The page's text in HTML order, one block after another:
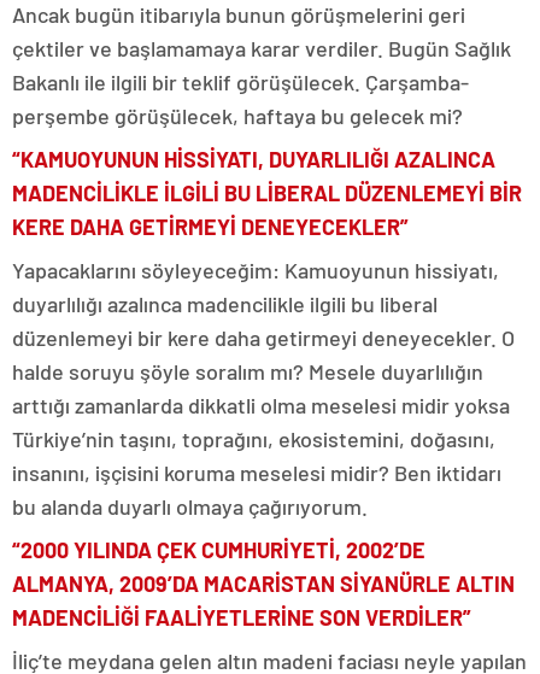
Ancak bugün itibarıyla bunun görüşmelerini geri
çektiler ve başlamamaya karar verdiler. Bugün Sağlık
Bakanlı ile ilgili bir teklif görüşülecek. Çarşamba-
perşembe görüşülecek, haftaya bu gelecek mi?
“KAMUOYUNUN HİSSİYATI, DUYARLILIĞI AZALINCA
MADENCİLİKLE İLGİLİ BU LİBERAL DÜZENLEMEYİ BİR
KERE DAHA GETİRMEYİ DENEYECEKLER”
Yapacaklarını söyleyeceğim: Kamuoyunun hissiyatı,
duyarlılığı azalınca madencilikle ilgili bu liberal
düzenlemeyi bir kere daha getirmeyi deneyecekler. O
halde soruyu şöyle soralım mı? Mesele duyarlılığın
arttığı zamanlarda dikkatli olma meselesi midir yoksa
Türkiye’nin taşını, toprağını, ekosistemini, doğasını,
insanını, işçisini koruma meselesi midir? Ben iktidarı
bu alanda duyarlı olmaya çağırıyorum.
“2000 YILINDA ÇEK CUMHURİYETİ, 2002’DE
ALMANYA, 2009’DA MACARİSTAN SİYANÜRLE ALTIN
MADENCİLİĞİ FAALİYETLERİNE SON VERDİLER”
İliç’te meydana gelen altın madeni faciası neyle yapılan